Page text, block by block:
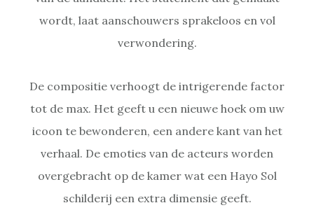
wordt, laat aanschouwers sprakeloos en vol
verwondering.
De compositie verhoogt de intrigerende factor
tot de max. Het geeft u een nieuwe hoek om uw
icoon te bewonderen, een andere kant van het
verhaal. De emoties van de acteurs worden
overgebracht op de kamer wat een Hayo Sol
schilderij een extra dimensie geeft.